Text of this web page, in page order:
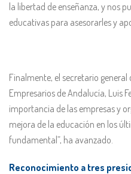
la libertad de enseñanza, y nos
educativas para asesorarles y
Finalmente, el secretario
Empresarios de Andalucía, Luis
importancia de las empresas y
mejora de la educación en los
fundamental”, ha avanzado.
Reconocimiento a tres